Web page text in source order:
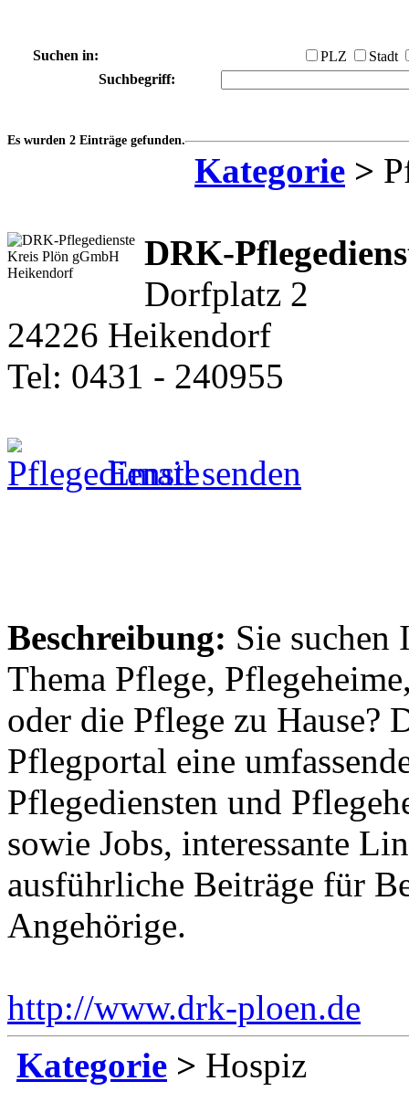
Suchen in: PLZ
Stadt
Suchbegriff:
Es wurden 2 Einträge gefunden.
Kategorie >
DRK-
Dorfplatz 2
24226 Heikendorf
Tel: 0431 - 240955
Email senden
Beschreibung: Sie suchen
Thema Pflege,
oder die Pflege zu Hause?
Pflegportal eine
Pflegediensten und
sowie Jobs, interessante
ausführliche Beiträge für
Angehörige.
http://www.drk-ploen.de
Kategorie > Hospiz